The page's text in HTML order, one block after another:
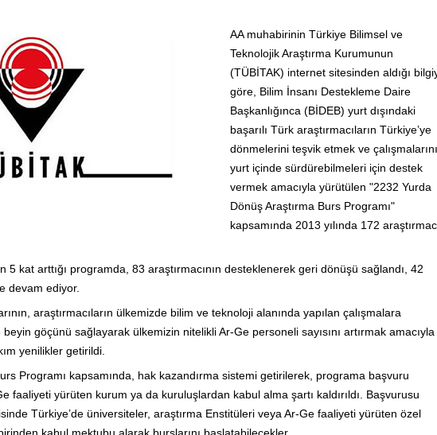
AA muhabirinin Türkiye Bilimsel ve
Teknolojik Araştırma Kurumunun
(TÜBİTAK) internet sitesinden aldığı
göre, Bilim İnsanı Destekleme Daire
Başkanlığınca (BİDEB) yurt dışındaki
başarılı Türk araştırmacıların Türkiye’ye
dönmelerini teşvik etmek ve çalışmalarını
yurt içinde sürdürebilmeleri için destek
vermek amacıyla yürütülen "2232 Yurda
Dönüş Araştırma Burs Programı"
kapsamında 2013 yılında 172
5 kat arttığı programda, 83 araştırmacının desteklenerek geri dönüşü sağlandı, 42
devam ediyor.
araştırmacıların ülkemizde bilim ve teknoloji alanında yapılan çalışmalara
beyin göçünü sağlayarak ülkemizin nitelikli Ar-Ge personeli sayısını artırmak amacıyla
yenilikler getirildi.
Programı kapsamında, hak kazandırma sistemi getirilerek, programa başvuru
faaliyeti yürüten kurum ya da kuruluşlardan kabul alma şartı kaldırıldı. Başvurusu
Türkiye’de üniversiteler, araştırma Enstitüleri veya Ar-Ge faaliyeti yürüten özel